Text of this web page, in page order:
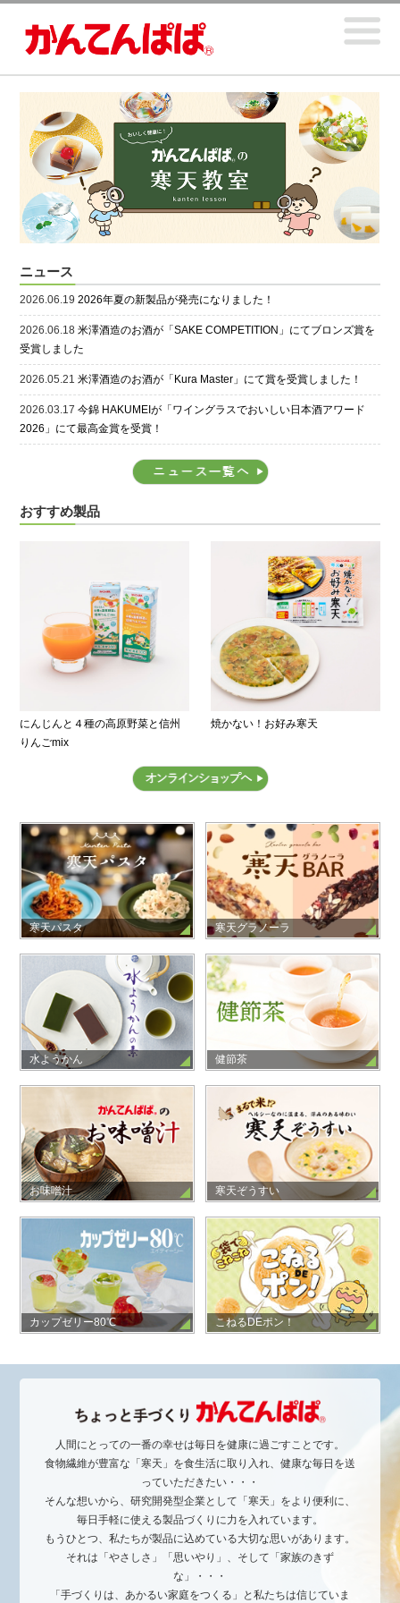
ニュース
2026.06.19 2026年夏の新製品が発売になりました！
2026.06.18 米澤酒造のお酒が「SAKE COMPETITION」にてブロンズ賞を
受賞しました
2026.05.21 米澤酒造のお酒が「Kura Master」にて賞を受賞しました！
2026.03.17 今錦 HAKUMEIが「ワイングラスでおいしい日本酒アワード
2026」にて最高金賞を受賞！
おすすめ製品
にんじんと４種の高原野菜と信州
りんごmix
焼かない！お好み寒天
寒天パスタ 寒天グラノーラ
水ようかん 健節茶
お味噌汁 寒天ぞうすい
カップゼリー80℃ こねるDEポン！
人間にとっての一番の幸せは毎日を健康に過ごすことです。
食物繊維が豊富な「寒天」を食生活に取り入れ、健康な毎日を送
っていただきたい・・・
そんな想いから、研究開発型企業として「寒天」をより便利に、
毎日手軽に使える製品づくりに力を入れています。
もうひとつ、私たちが製品に込めている大切な思いがあります。
それは「やさしさ」「思いやり」、そして「家族のきず
な」・・・
「手づくりは、あかるい家庭をつくる」と私たちは信じていま